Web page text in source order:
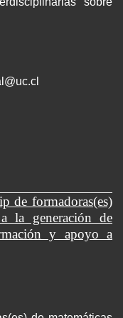
de formadoras(es)
la generación de
y apoyo a